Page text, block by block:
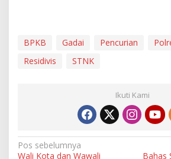
BPKB Gadai Pencurian
Residivis
STNK
Ikuti Kami
N
Pos sebelumnya
Wali Kota dan Wawali
Bahas